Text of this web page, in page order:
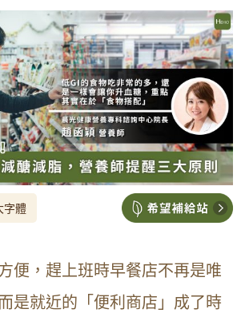
體
便，趕上班時早餐店不再是唯
是就近的「便利商店」成了時